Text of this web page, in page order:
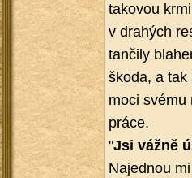
ta­ko­vou
v dra­hých
tan­či­ly
škoda, a
mo­ci svému
práce.
"Jsi vážně
Na­jed­nou